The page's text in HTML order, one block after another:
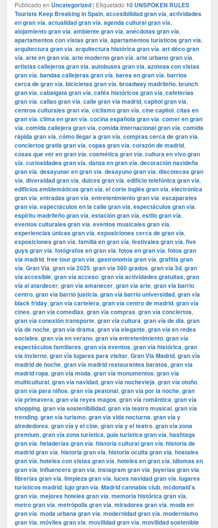
Publicado en Uncategorized | Etiquetado 10 UNSPOKEN RULES
Tourists Keep Breaking in Spain, accesibilidad gran vía, actividades
en gran vía, actualidad gran vía, agenda cultural gran vía,
alojamiento gran vía, ambiente gran vía, anécdotas gran vía,
apartamentos con vistas gran vía, apartamentos turísticos gran vía,
arquitectura gran vía, arquitectura histórica gran vía, art déco gran
vía, arte en gran vía, arte moderno gran vía, arte urbano gran vía,
artistas callejeros gran vía, autobuses gran vía, azoteas con vistas
gran vía, bandas callejeras gran vía, bares en gran vía, barrios
cerca de gran vía, bicicletas gran vía, broadway madrileño, brunch
gran vía, cabalgata gran vía, cafés históricos gran vía, cafeterías
gran vía, callao gran vía, calle gran vía madrid, capitol gran vía,
centros culturales gran vía, ciclismo gran vía, cine capitol, citas en
gran vía, clima en gran vía, cocina española gran vía, comer en gran
vía, comida callejera gran vía, comida internacional gran vía, comida
rápida gran vía, cómo llegar a gran vía, compras cerca de gran vía,
conciertos gratis gran vía, copas gran vía, corazón de madrid,
cosas que ver en gran vía, cosmética gran vía, cultura en vivo gran
vía, curiosidades gran vía, danza en gran vía, decoración navideña
gran vía, desayunar en gran vía, desayuno gran vía, discotecas gran
vía, diversidad gran vía, dulces gran vía, edificio telefónica gran vía,
edificios emblemáticos gran vía, el corte inglés gran vía, electrónica
gran vía, entradas gran vía, entretenimiento gran vía, escaparates
gran vía, espectáculos en la calle gran vía, espectáculos gran vía,
espíritu madrileño gran vía, estación gran vía, estilo gran vía,
eventos culturales gran vía, eventos musicales gran vía,
experiencias únicas gran vía, exposiciones cerca de gran vía,
exposiciones gran vía, familia en gran vía, festivales gran vía, five
guys gran vía, fotógrafos en gran vía, fotos en gran vía, fotos gran
vía madrid, free tour gran vía, gastronomía gran vía, grafitis gran
vía, Gran Vía, gran vía 2025, gran vía 360 grados, gran vía 3d, gran
vía accesible, gran vía acceso, gran vía actividades gratuitas, gran
vía al atardecer, gran vía amanecer, gran vía arte, gran vía barrio
centro, gran vía barrio justicia, gran vía barrio universidad, gran vía
black friday, gran vía cartelera, gran vía centro de madrid, gran vía
cines, gran vía comedias, gran vía compras, gran vía conciertos,
gran vía conexión transporte, gran vía cultura, gran vía de día, gran
vía de noche, gran vía drama, gran vía elegante, gran vía en redes
sociales, gran vía en verano, gran vía entretenimiento, gran vía
espectáculos familiares, gran vía eventos, gran vía histórica, gran
vía invierno, gran vía lugares para visitar, ​​Gran Via Madrid, gran vía
madrid de noche, gran vía madrid restaurantes baratos, gran vía
madrid ropa, gran vía moda, gran vía monumentos, gran vía
multicultural, gran vía navidad, gran vía nochevieja, gran vía otoño,
gran vía para niños, gran vía peatonal, gran vía por la noche, gran
vía primavera, gran vía reyes magos, gran vía romántica, gran vía
shopping, gran vía sostenibilidad, gran vía teatro musical, gran vía
trending, gran vía turismo, gran vía vida nocturna, gran vía y
alrededores, gran vía y el cine, gran vía y el teatro, gran vía zona
premium, gran vía zona turística, guía turística gran vía, hashtags
gran vía, heladerías gran vía, historia cultural gran vía, historia de
madrid gran vía, historia gran vía, historia oculta gran vía, hostales
gran vía, hoteles con vistas gran vía, hoteles en gran vía, idiomas en
gran vía, influencers gran vía, instagram gran vía, joyerías gran vía,
librerías gran vía, limpieza gran vía, luces navidad gran vía, lugares
turísticos madrid, lujo gran vía, Madrid cannabis club, mcdonald’s
gran vía, mejores hoteles gran vía, memoria histórica gran vía,
metro gran vía, metrópolis gran vía, miradores gran vía, moda en
gran vía, moda urbana gran vía, modernidad gran vía, modernismo
gran vía, móviles gran vía, movilidad gran vía, movilidad sostenible